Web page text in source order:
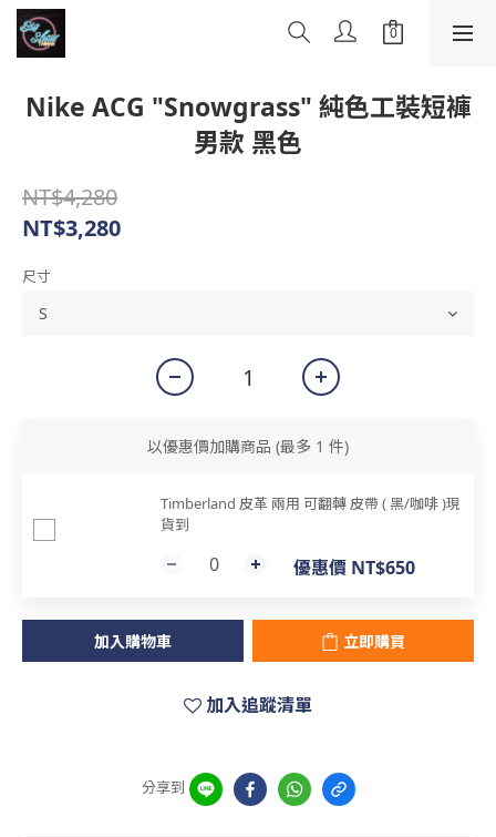
Nike ACG "Snowgrass" 純色工裝短褲
男款 黑色
NT$4,280
NT$3,280
尺寸
以優惠價加購商品 (最多 1 件)
Timberland 皮革 兩用 可翻轉 皮帶 ( 黑/咖啡 )現
貨到
優惠價 NT$650
加入購物車 立即購買
加入追蹤清單
分享到